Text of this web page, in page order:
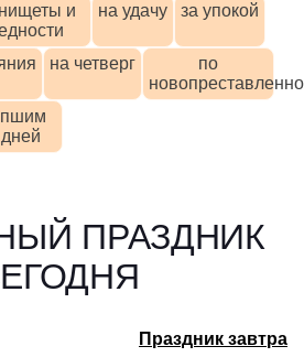
и
на удачу за упокой
на четверг
по
ПРАЗДНИК
Праздник завтра